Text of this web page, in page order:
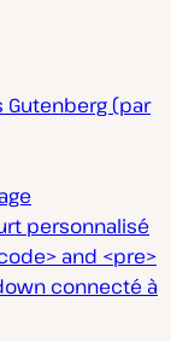
Gutenberg (par
personnalisé
and <pre>
connecté à